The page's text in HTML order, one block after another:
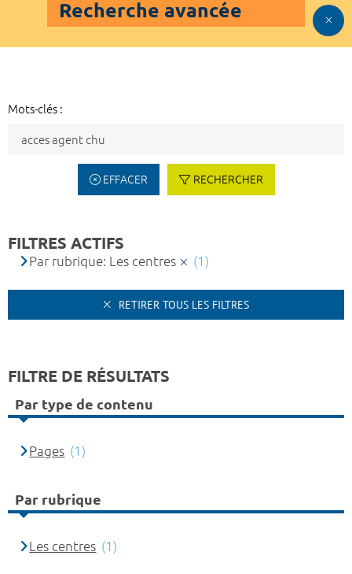
Recherche avancée
Mots-clés :
EFFACER RECHERCHER
FILTRES ACTIFS
Par rubrique: Les centres (1)
RETIRER TOUS LES FILTRES
FILTRE DE RÉSULTATS
Par type de contenu
Pages (1)
Par rubrique
Les centres (1)